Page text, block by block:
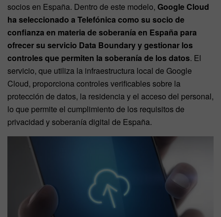
socios en España. Dentro de este modelo, Google Cloud
ha seleccionado a Telefónica como su socio de
confianza en materia de soberanía en España para
ofrecer su servicio Data Boundary y gestionar los
controles que permiten la soberanía de los datos. El
servicio, que utiliza la infraestructura local de Google
Cloud, proporciona controles verificables sobre la
protección de datos, la residencia y el acceso del personal,
lo que permite el cumplimiento de los requisitos de
privacidad y soberanía digital de España.